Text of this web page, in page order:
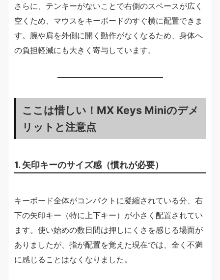
さらに、テンキーがないことで右側のスペースが広く
空くため、マウスをキーボードのすぐ横に配置できま
す。腕や肩を外側に開く動作がなくなるため、身体へ
の負担軽減にも大きく寄与しています。
ここは惜しい！MX Keys Miniのデメ
リットと注意点
1. 矢印キーのサイズ感（慣れが必要）
キーボード全体がコンパクトに凝縮されている分、右
下の矢印キー（特に上下キー）が小さく配置されてい
ます。使い始めの数日間は押しにくさを感じる場面が
ありましたが、指が配置を覚えた現在では、全く不満
に感じることはなくなりました。